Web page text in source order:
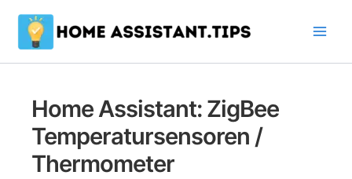
Inhalt
springen
Home Assistant: ZigBee
Temperatursensoren /
Thermometer